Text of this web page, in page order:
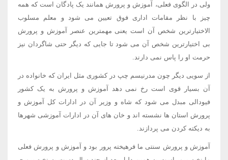
ولی در الگوی فعلی، آموزش و پرورش همانند یک پادگان است که همه
چیز با نظر مقامات اداری فوق تعیین می شود و معلم مسلوب
الاختیارترین شخص آن است یعنی مهمترین عنصر آموزش و پرورش
بی اختیارترین شخص آن می شود تا جایی که دیگر حتی شاگردان نیز
حرمت او را پاس نمی دارند.
از سویی دیگر چون مدرنیسم چپ در کشوری مثل ایران که خانواده در
آن بسیار قوی است رخ نمی دهد آموزش و پرورش به یک کشور
فیودالی مبدل می شود که شاه و وزیر آن در ادارات کل آموزش و
پرورش استان ها نشسته اند و خان های آن در ادارات آموزشی شهرها
به دیکته کردن می پردازند.
آموزش و پرورش سنتی ما فرهیخته پرور بود و آموزش و پرورش فعلی